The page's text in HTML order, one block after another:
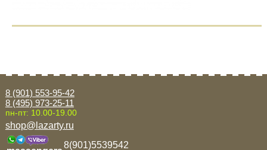
8 (901) 553-95-42
8 (495) 973-25-11
пн-пт: 10.00-19.00
shop@lazarty.ru
8(901)5539542